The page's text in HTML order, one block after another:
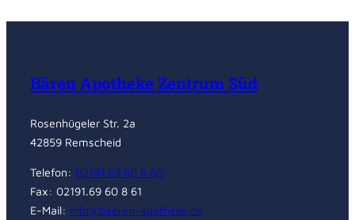
Bären Apotheke Zentrum Süd
Rosenhügeler Str. 2a
42859 Remscheid
Telefon: 02191.69 60 8 60
Fax: 02191.69 60 8 61
E-Mail: info@baeren-apotheke.de